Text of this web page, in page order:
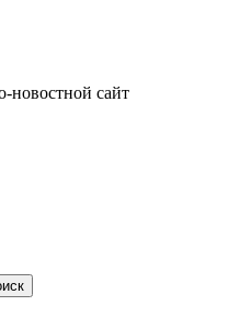
новостной сайт